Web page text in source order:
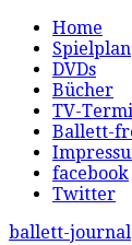
Home
Spielplan
DVDs
Bücher
TV-
Ballett-
facebook
Twitter
ballett-journal